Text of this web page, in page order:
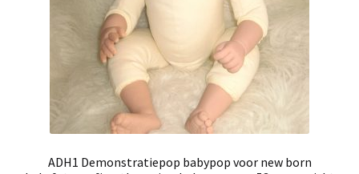
ADH1 Demonstratiepop babypop voor new born